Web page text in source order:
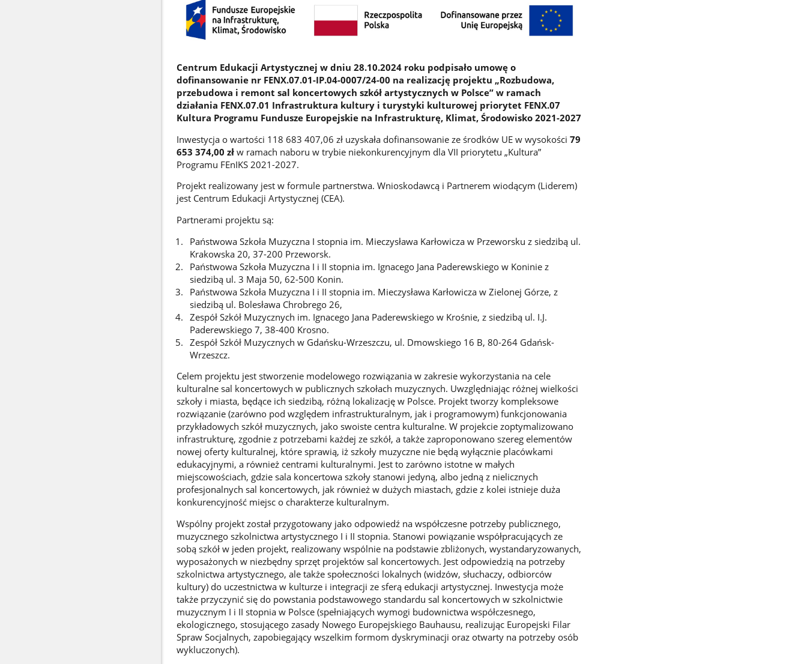
Centrum Edukacji Artystycznej w dniu 28.10.2024 roku podpisało umowę o
dofinansowanie nr FENX.07.01-IP.04-0007/24-00 na realizację projektu „Rozbudowa,
przebudowa i remont sal koncertowych szkół artystycznych w Polsce” w ramach
działania FENX.07.01 Infrastruktura kultury i turystyki kulturowej priorytet FENX.07
Kultura Programu Fundusze Europejskie na Infrastrukturę, Klimat, Środowisko 2021-2027
Inwestycja o wartości 118 683 407,06 zł uzyskała dofinansowanie ze środków UE w wysokości 79
653 374,00 złw ramach naboru w trybie niekonkurencyjnym dla VII priorytetu „Kultura”
Programu FEnIKS 2021-2027.
Projekt realizowany jest w formule partnerstwa. Wnioskodawcą i Partnerem wiodącym (Liderem)
jest Centrum Edukacji Artystycznej (CEA).
Partnerami projektu są:
Państwowa Szkoła Muzyczna I stopnia im. Mieczysława Karłowicza w Przeworsku z siedzibą ul.
Krakowska 20, 37-200 Przeworsk.
Państwowa Szkoła Muzyczna I i II stopnia im. Ignacego Jana Paderewskiego w Koninie z
siedzibą ul. 3 Maja 50, 62-500 Konin.
Państwowa Szkoła Muzyczna I i II stopnia im. Mieczysława Karłowicza w Zielonej Górze, z
siedzibą ul. Bolesława Chrobrego 26,
Zespół Szkół Muzycznych im. Ignacego Jana Paderewskiego w Krośnie, z siedzibą ul. I.J.
Paderewskiego 7, 38-400 Krosno.
Zespół Szkół Muzycznych w Gdańsku-Wrzeszczu, ul. Dmowskiego 16 B, 80-264 Gdańsk-
Wrzeszcz.
Celem projektu jest stworzenie modelowego rozwiązania w zakresie wykorzystania na cele
kulturalne sal koncertowych w publicznych szkołach muzycznych. Uwzględniając różnej wielkości
szkoły i miasta, będące ich siedzibą, różną lokalizację w Polsce. Projekt tworzy kompleksowe
rozwiązanie (zarówno pod względem infrastrukturalnym, jak i programowym) funkcjonowania
przykładowych szkół muzycznych, jako swoiste centra kulturalne. W projekcie zoptymalizowano
infrastrukturę, zgodnie z potrzebami każdej ze szkół, a także zaproponowano szereg elementów
nowej oferty kulturalnej, które sprawią, iż szkoły muzyczne nie będą wyłącznie placówkami
edukacyjnymi, a również centrami kulturalnymi. Jest to zarówno istotne w małych
miejscowościach, gdzie sala koncertowa szkoły stanowi jedyną, albo jedną z nielicznych
profesjonalnych sal koncertowych, jak również w dużych miastach, gdzie z kolei istnieje duża
konkurencyjność miejsc o charakterze kulturalnym.
Wspólny projekt został przygotowany jako odpowiedź na współczesne potrzeby publicznego,
muzycznego szkolnictwa artystycznego I i II stopnia. Stanowi powiązanie współpracujących ze
sobą szkół w jeden projekt, realizowany wspólnie na podstawie zbliżonych, wystandaryzowanych,
wyposażonych w niezbędny sprzęt projektów sal koncertowych. Jest odpowiedzią na potrzeby
szkolnictwa artystycznego, ale także społeczności lokalnych (widzów, słuchaczy, odbiorców
kultury) do uczestnictwa w kulturze i integracji ze sferą edukacji artystycznej. Inwestycja może
także przyczynić się do powstania podstawowego standardu sal koncertowych w szkolnictwie
muzycznym I i II stopnia w Polsce (spełniających wymogi budownictwa współczesnego,
ekologicznego, stosującego zasady Nowego Europejskiego Bauhausu, realizując Europejski Filar
Spraw Socjalnych, zapobiegający wszelkim formom dyskryminacji oraz otwarty na potrzeby osób
wykluczonych).